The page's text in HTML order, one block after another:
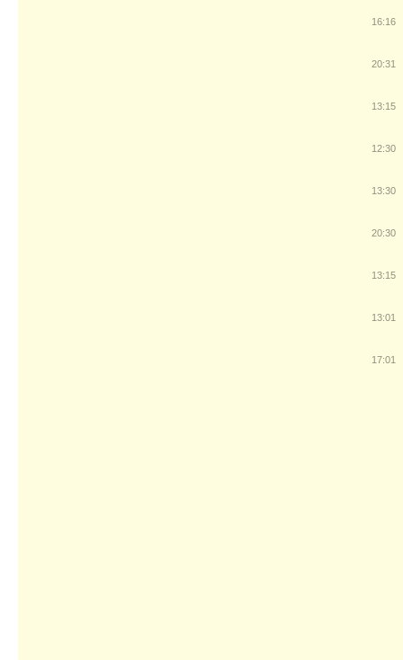
16:16
20:31
13:15
12:30
13:30
20:30
13:15
13:01
17:01